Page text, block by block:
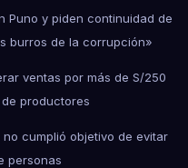
Puno y piden continuidad de
burros de la corrupción»
ventas por más de S/250
productores
cumplió objetivo de evitar
personas